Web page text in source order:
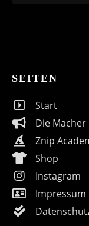
SEITEN
Start
Die Macher
Znip
Shop
Instagram
Impressum